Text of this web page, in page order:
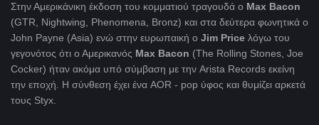
Στην Αμερικάνικη έκδοση του κομματιού τραγουδά ο Max Bacon
(GTR, Nightwing, Phenomena, Bronz) και στα δεύτερα φωνητικά ο
John Payne (Asia) ενώ στην ευρωπαική ο Jim Price λόγω του
γεγονότος ότι ο Αμερικανός Max Bacon (The Rolling Stones, Joe
Cocker) ήταν ακόμα υπό σύμβαση με την Arista Records εκείνη
την εποχή. Η σύνθεση έχει ένα AOR - pop ύφος και θυμίζει αρκετά
τους Styx.